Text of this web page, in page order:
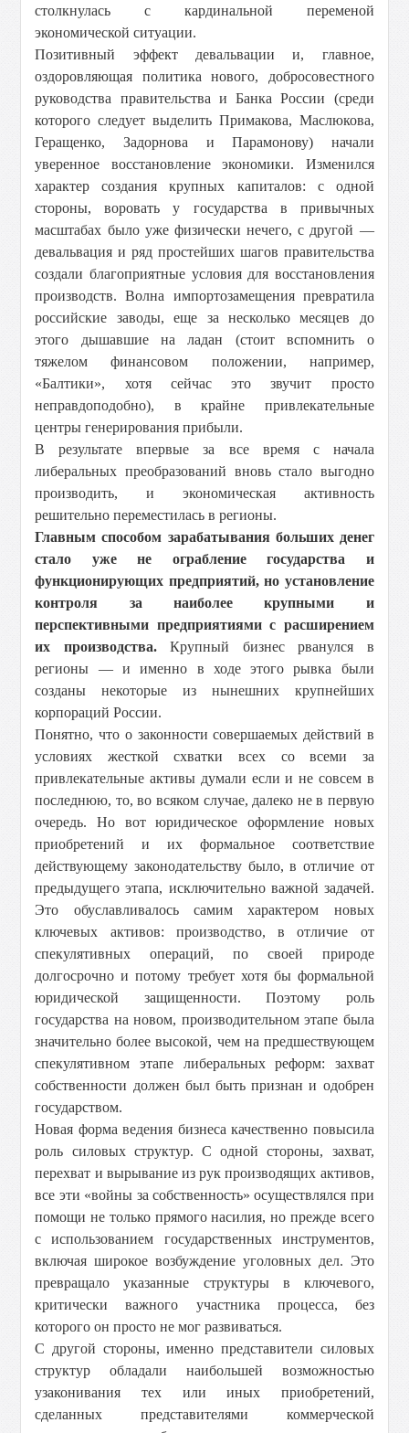
столкнулась с кардинальной переменой
экономической ситуации.
Позитивный эффект девальвации и, главное,
оздоровляющая политика нового, добросовестного
руководства правительства и Банка России (среди
которого следует выделить Примакова, Маслюкова,
Геращенко, Задорнова и Парамонову) начали
уверенное восстановление экономики. Изменился
характер создания крупных капиталов: с одной
стороны, воровать у государства в привычных
масштабах было уже физически нечего, с другой —
девальвация и ряд простейших шагов правительства
создали благоприятные условия для восстановления
производств. Волна импортозамещения превратила
российские заводы, еще за несколько месяцев до
этого дышавшие на ладан (стоит вспомнить о
тяжелом финансовом положении, например,
«Балтики», хотя сейчас это звучит просто
неправдоподобно), в крайне привлекательные
центры генерирования прибыли.
В результате впервые за все время с начала
либеральных преобразований вновь стало выгодно
производить, и экономическая активность
решительно переместилась в регионы.
Главным способом зарабатывания больших денег
стало уже не ограбление государства и
функционирующих предприятий, но установление
контроля за наиболее крупными и
перспективными предприятиями с расширением
их производства.Крупный бизнес рванулся в
регионы — и именно в ходе этого рывка были
созданы некоторые из нынешних крупнейших
корпораций России.
Понятно, что о законности совершаемых действий в
условиях жесткой схватки всех со всеми за
привлекательные активы думали если и не совсем в
последнюю, то, во всяком случае, далеко не в первую
очередь. Но вот юридическое оформление новых
приобретений и их формальное соответствие
действующему законодательству было, в отличие от
предыдущего этапа, исключительно важной задачей.
Это обуславливалось самим характером новых
ключевых активов: производство, в отличие от
спекулятивных операций, по своей природе
долгосрочно и потому требует хотя бы формальной
юридической защищенности. Поэтому роль
государства на новом, производительном этапе была
значительно более высокой, чем на предшествующем
спекулятивном этапе либеральных реформ: захват
собственности должен был быть признан и одобрен
государством.
Новая форма ведения бизнеса качественно повысила
роль силовых структур. С одной стороны, захват,
перехват и вырывание из рук производящих активов,
все эти «войны за собственность» осуществлялся при
помощи не только прямого насилия, но прежде всего
с использованием государственных инструментов,
включая широкое возбуждение уголовных дел. Это
превращало указанные структуры в ключевого,
критически важного участника процесса, без
которого он просто не мог развиваться.
С другой стороны, именно представители силовых
структур обладали наибольшей возможностью
узаконивания тех или иных приобретений,
сделанных представителями коммерческой